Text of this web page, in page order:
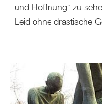
und Hoffnung“ zu
Leid ohne drastische